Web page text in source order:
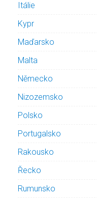
Itálie
Kypr
Maďarsko
Malta
Německo
Nizozemsko
Polsko
Portugalsko
Rakousko
Řecko
Rumunsko